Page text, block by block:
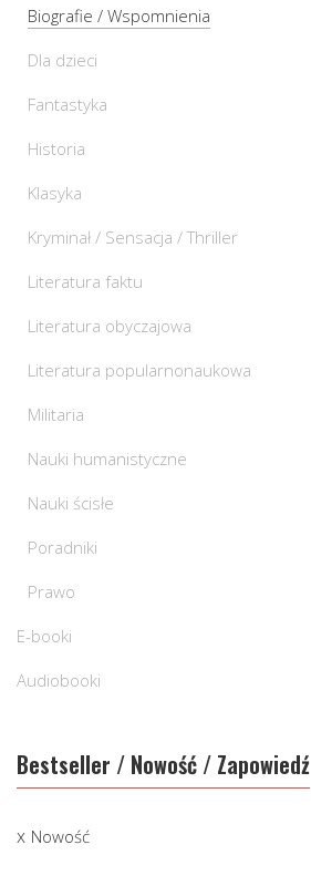
Biografie / Wspomnienia
Dla dzieci
Fantastyka
Historia
Klasyka
Kryminał / Sensacja / Thriller
Literatura faktu
Literatura obyczajowa
Literatura popularnonaukowa
Militaria
Nauki humanistyczne
Nauki ścisłe
Poradniki
Prawo
E-booki
Audiobooki
Bestseller / Nowość / Zapowiedź
Nowość